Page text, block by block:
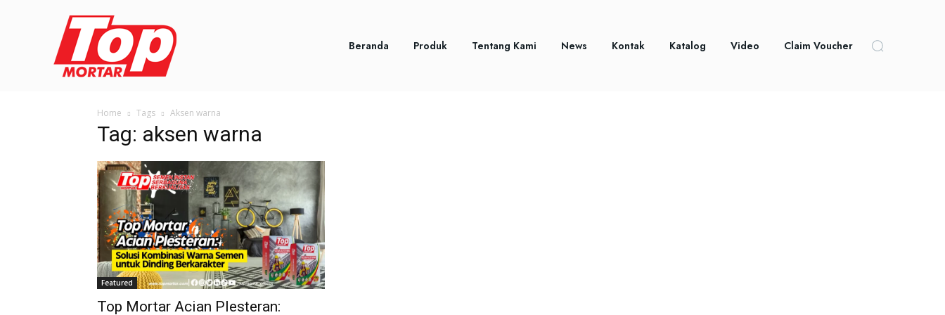
Beranda Produk Tentang Kami News Kontak Katalog Video Claim Voucher
Home Tags Aksen warna
Tag: aksen warna
Featured
Top Mortar Acian Plesteran: